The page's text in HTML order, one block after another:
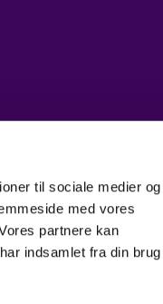
til sociale medier og
med vores
partnere kan
indsamlet fra din brug